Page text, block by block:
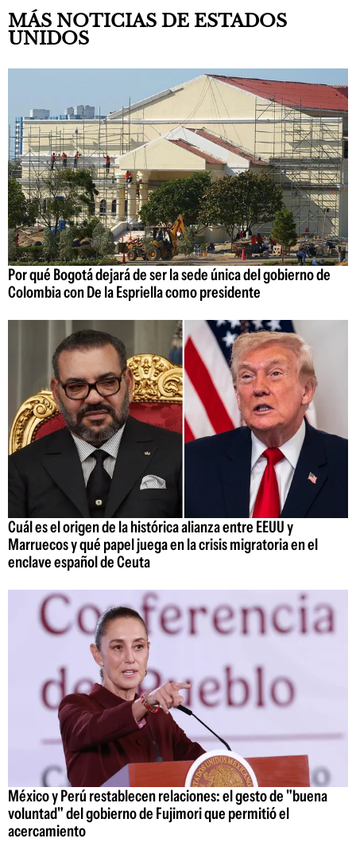
MÁS NOTICIAS DE ESTADOS
UNIDOS
Por qué Bogotá dejará de ser la sede única del gobierno de
Colombia con De la Espriella como presidente
Cuál es el origen de la histórica alianza entre EEUU y
Marruecos y qué papel juega en la crisis migratoria en el
enclave español de Ceuta
México y Perú restablecen relaciones: el gesto de "buena
voluntad" del gobierno de Fujimori que permitió el
acercamiento